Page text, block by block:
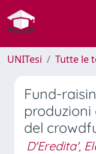
UNITesi Tutte le
Fund-
produzioni
del
D'Eredita',